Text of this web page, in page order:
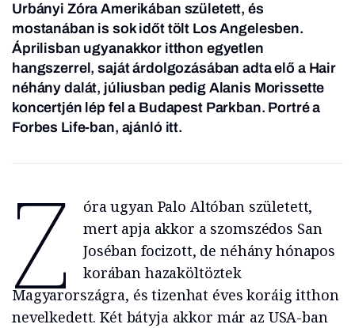
Urbányi Zóra Amerikában született, és
mostanában is sok időt tölt Los Angelesben.
Áprilisban ugyanakkor itthon egyetlen
hangszerrel, saját árdolgozásában adta elő a Hair
néhány dalát, júliusban pedig Alanis Morissette
koncertjén lép fel a Budapest Parkban. Portré a
Forbes Life-ban, ajánló itt.
Z
óra ugyan Palo Altóban született,
mert apja akkor a szomszédos San
Joséban focizott, de néhány hónapos
korában hazaköltöztek
Magyarországra, és tizenhat éves koráig itthon
nevelkedett. Két bátyja akkor már az USA-ban